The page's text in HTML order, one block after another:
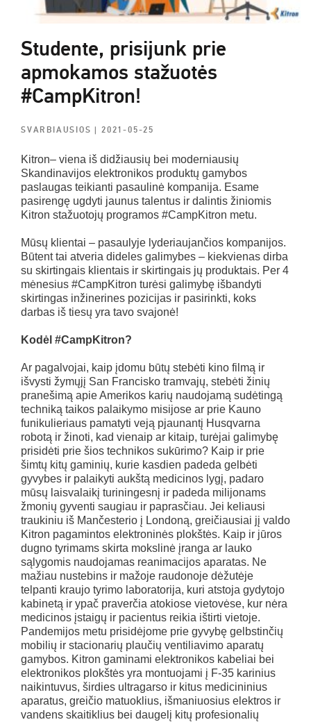
Studente, prisijunk prie
apmokamos stažuotės
#CampKitron!
SVARBIAUSIOS | 2021-05-25
Kitron– viena iš didžiausių bei moderniausių
Skandinavijos elektronikos produktų gamybos
paslaugas teikianti pasaulinė kompanija. Esame
pasirengę ugdyti jaunus talentus ir dalintis žiniomis
Kitron stažuotojų programos #CampKitron metu.
Mūsų klientai – pasaulyje lyderiaujančios kompanijos.
Būtent tai atveria dideles galimybes – kiekvienas dirba
su skirtingais klientais ir skirtingais jų produktais. Per 4
mėnesius #CampKitron turėsi galimybę išbandyti
skirtingas inžinerines pozicijas ir pasirinkti, koks
darbas iš tiesų yra tavo svajonė!
Kodėl #CampKitron?
Ar pagalvojai, kaip įdomu būtų stebėti kino filmą ir
išvysti žymųjį San Francisko tramvajų, stebėti žinių
pranešimą apie Amerikos karių naudojamą sudėtingą
techniką taikos palaikymo misijose ar prie Kauno
funikulieriaus pamatyti veją pjaunantį Husqvarna
robotą ir žinoti, kad vienaip ar kitaip, turėjai galimybę
prisidėti prie šios technikos sukūrimo? Kaip ir prie
šimtų kitų gaminių, kurie kasdien padeda gelbėti
gyvybes ir palaikyti aukštą medicinos lygį, padaro
mūsų laisvalaikį turiningesnį ir padeda milijonams
žmonių gyventi saugiau ir paprasčiau. Jei keliausi
traukiniu iš Mančesterio į Londoną, greičiausiai jį valdo
Kitron pagamintos elektroninės plokštės. Kaip ir jūros
dugno tyrimams skirta mokslinė įranga ar lauko
sąlygomis naudojamas reanimacijos aparatas. Ne
mažiau nustebins ir mažoje raudonoje dėžutėje
telpanti kraujo tyrimo laboratorija, kuri atstoja gydytojo
kabinetą ir ypač praverčia atokiose vietovėse, kur nėra
medicinos įstaigų ir pacientus reikia ištirti vietoje.
Pandemijos metu prisidėjome prie gyvybę gelbstinčių
mobilių ir stacionarių plaučių ventiliavimo aparatų
gamybos. Kitron gaminami elektronikos kabeliai bei
elektronikos plokštės yra montuojami į F-35 karinius
naikintuvus, širdies ultragarso ir kitus medicininius
aparatus, greičio matuoklius, išmaniuosius elektros ir
vandens skaitiklius bei daugelį kitų profesionalių